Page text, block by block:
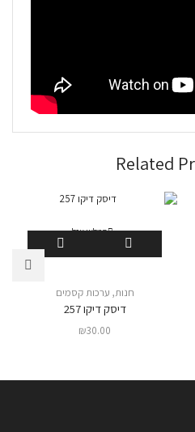
Related
המלאי אזל
חנות, ערכות קסמים
דיסק דיקו 257
₪30.00